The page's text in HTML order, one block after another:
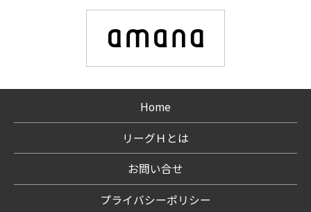
Home
リーグＨとは
お問い合せ
プライバシーポリシー